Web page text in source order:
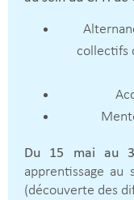
collectifs
Du 15 mai au
apprentissage au
(découverte des